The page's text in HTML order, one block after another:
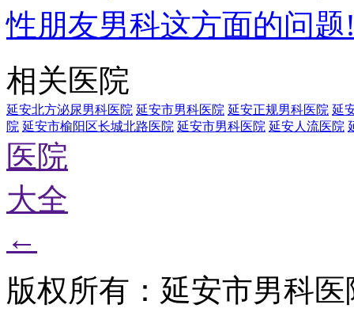
性朋友男科这方面的问
相关医院
延安北方泌尿男科医院 延安市男科医院 延安正规男科医院 延
院 延安市榆阳区长城北路医院 延安市男科医院 延安人流医院
医院
大全
←
版权所有：延安市男科医